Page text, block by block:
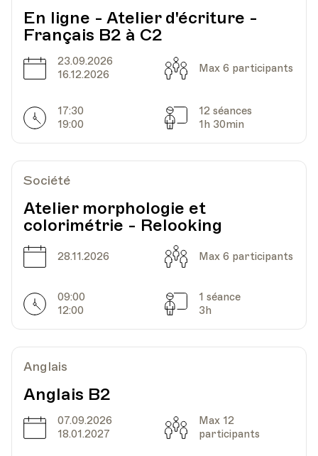
LieuUPL - Université populaire de Lausanne -
Escaliers du Marché 2, Lausanne
Date
05.11.2025 Heure
12.30
UPL - Université populaire de Lausanne -
Escaliers du Marché 2, Lausanne
Date12.11.2025 Heure
12.30
UPL - Université populaire de Lausanne -
Date19.11.2025 Heure
12.30
UPL - Université populaire de Lausanne -
Escaliers du Marché 2, Lausanne
En ligne - Atelier d'écriture -
Français B2 à C2
Date
23.09.2026
16.12.2026
Capacité
Max 6 participants
Horarires
17:30
19:00
Séances
12 séances
1h 30min
Société
Atelier morphologie et
colorimétrie - Relooking
Date
28.11.2026 Capacité
Max 6 participants
Horarires
09:00
12:00
Séances
1 séance
3h
Anglais
Anglais B2
Date
07.09.2026
18.01.2027
Capacité
Max 12
participants